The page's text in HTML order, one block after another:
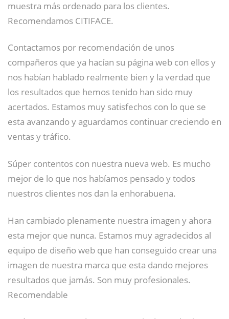
muestra más ordenado para los clientes.
Recomendamos CITIFACE.
Contactamos por recomendación de unos
compañeros que ya hacían su página web con ellos y
nos habían hablado realmente bien y la verdad que
los resultados que hemos tenido han sido muy
acertados. Estamos muy satisfechos con lo que se
esta avanzando y aguardamos continuar creciendo en
ventas y tráfico.
Súper contentos con nuestra nueva web. Es mucho
mejor de lo que nos habíamos pensado y todos
nuestros clientes nos dan la enhorabuena.
Han cambiado plenamente nuestra imagen y ahora
esta mejor que nunca. Estamos muy agradecidos al
equipo de diseño web que han conseguido crear una
imagen de nuestra marca que esta dando mejores
resultados que jamás. Son muy profesionales.
Recomendable